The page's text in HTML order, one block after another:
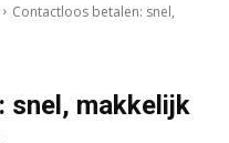
Contactloos betalen: snel,
snel, makkelijk